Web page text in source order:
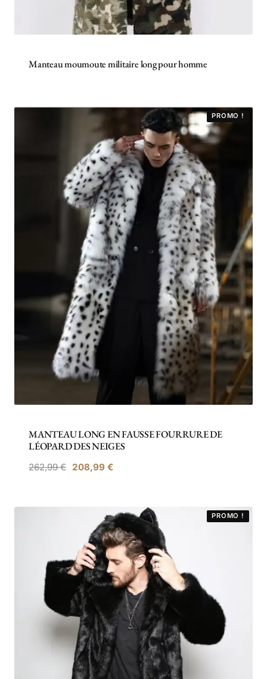
Manteau moumoute militaire long pour homme
PROMO !
MANTEAU LONG EN FAUSSE FOURRURE DE
LÉOPARD DES NEIGES
262,99€ Le
262,99 €.
208,99€Le
est :
208,99 €.
PROMO !